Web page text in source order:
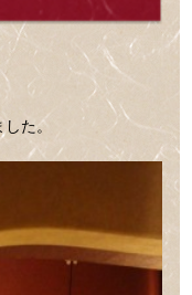
た。